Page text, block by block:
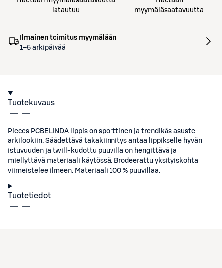
latautuu
myymäläsaatavuutta
Ilmainen toimitus myymälään
1–5 arkipäivää
Tuotekuvaus
Pieces PCBELINDA lippis on sporttinen ja trendikäs asuste
arkilookiin. Säädettävä takakiinnitys antaa lippikselle hyvän
istuvuuden ja twill‑kudottu puuvilla on hengittävä ja
miellyttävä materiaali käytössä. Brodeerattu yksityiskohta
viimeistelee ilmeen. Materiaali 100 % puuvillaa.
Tuotetiedot